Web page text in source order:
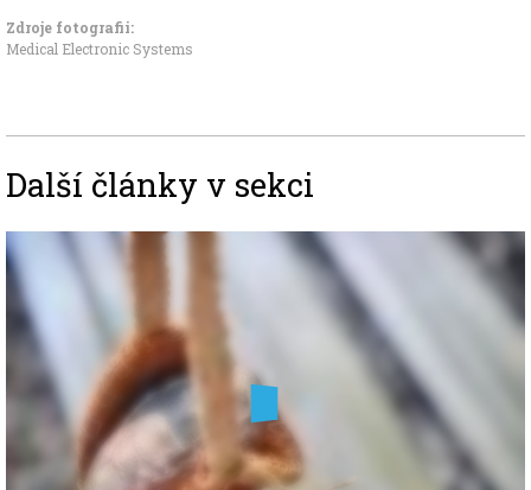
Zdroje fotografii:
Medical Electronic Systems
Další články v sekci
Image